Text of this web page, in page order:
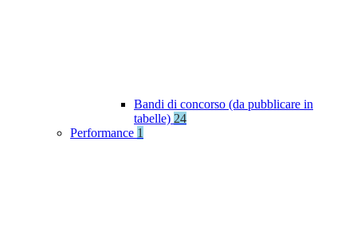
Bandi di concorso (da pubblicare in
tabelle) 24
Performance 1